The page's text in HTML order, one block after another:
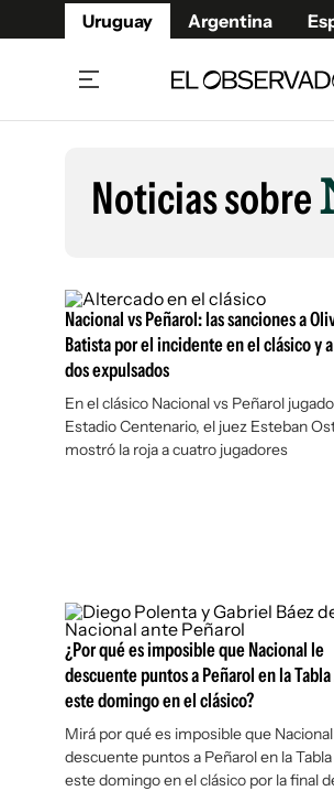
Uruguay Argentina
Beneficios Member
Café y Negocios
Economía y Empresas
Agro
Brand Studio
Mundo
Noticias sobre
Nacional vs Peñarol: las sanciones a
Batista por el incidente en el clásico y
dos expulsados
En el clásico Nacional vs Peñarol
Estadio Centenario, el juez Esteban
mostró la roja a cuatro jugadores
¿Por qué es imposible que Nacional le
descuente puntos a Peñarol en la
este domingo en el clásico?
Mirá por qué es imposible que
descuente puntos a Peñarol en la
este domingo en el clásico por la final